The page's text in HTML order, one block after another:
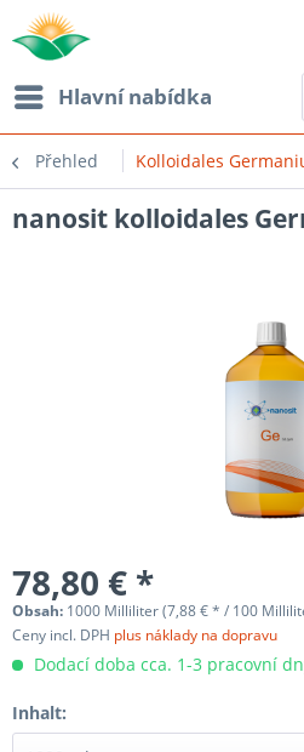
Hlavní nabídka
Přehled Kolloidales
nanosit kolloidales
78,80 € *
Obsah: 1000 Milliliter (7,88 € * / 100
Ceny incl. DPH plus náklady na dopravu
Dodací doba cca. 1-3 pracovní
Inhalt: